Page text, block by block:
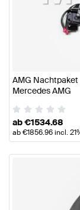
AMG
Mercedes AMG
ab€1534.68
ab€1856.96incl.